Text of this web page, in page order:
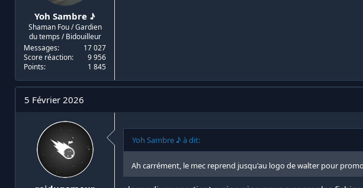
Yoh Sambre ♪
Shaman Fou / Gardien
du temps / Bidouilleur
Messages
17 027
Score réaction
9 956
Points
1 845
5 Février 2026
Yoh Sambre ♪ à dit:
Ah carrément, le mec reprend jusqu'au logo de walter pour